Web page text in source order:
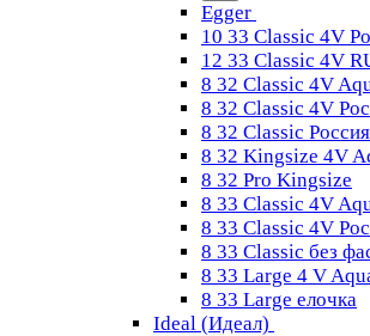
Egger
10 33 Classic 4V
12 33 Classic 4V
8 32 Classic 4V
8 32 Classic 4V
8 32 Classic Россия
8 32 Kingsize 4V
8 32 Pro Kingsize
8 33 Classic 4V
8 33 Classic 4V
8 33 Classic без
8 33 Large 4 V
8 33 Large елочка
Ideal (Идеал)